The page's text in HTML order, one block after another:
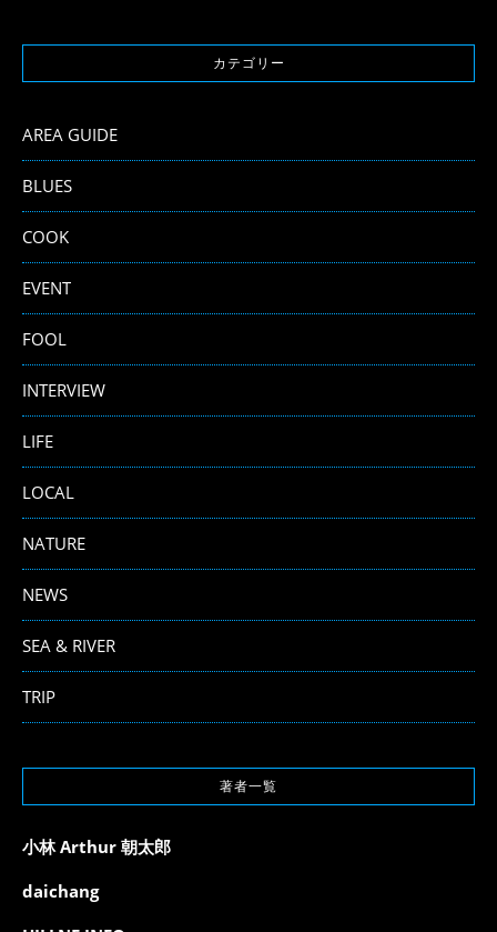
カテゴリー
AREA GUIDE
BLUES
COOK
EVENT
FOOL
INTERVIEW
LIFE
LOCAL
NATURE
NEWS
SEA & RIVER
TRIP
著者一覧
小林 Arthur 朝太郎
daichang